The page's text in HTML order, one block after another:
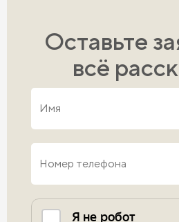
Оставьте
всё